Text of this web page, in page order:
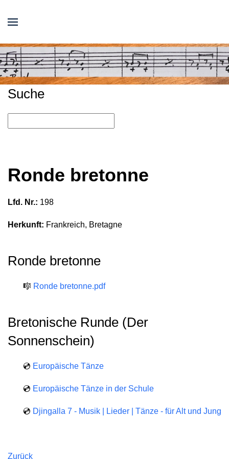
Suche
Ronde bretonne
Lfd. Nr.: 198
Herkunft: Frankreich, Bretagne
Ronde bretonne
🎼 Ronde bretonne.pdf
Bretonische Runde (Der
Sonnenschein)
💿 Europäische Tänze
💿 Europäische Tänze in der Schule
💿 Djingalla 7 - Musik | Lieder | Tänze - für Alt und Jung
Zurück